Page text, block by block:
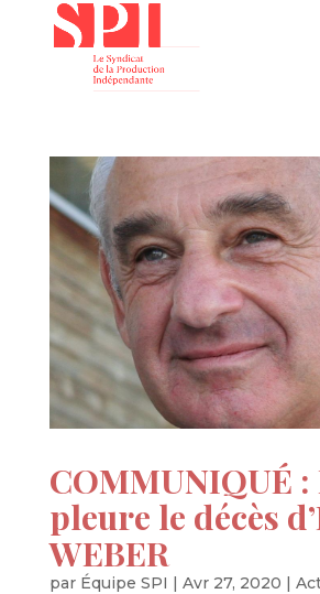
COMMUNIQUÉ :
pleure le décès
WEBER
par Équipe SPI | Avr 27, 2020 |